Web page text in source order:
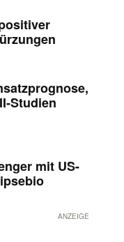
Studien
mit US-
ANZEIGE